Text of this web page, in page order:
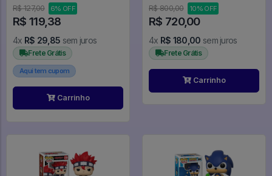
R$ 127,00
6% OFF
R$ 119,38
4x R$ 29,85 sem juros
Frete Grátis
Aqui tem cupom
Carrinho
R$ 800,00
10% OFF
R$ 720,00
4x R$ 180,00 sem juros
Frete Grátis
Carrinho